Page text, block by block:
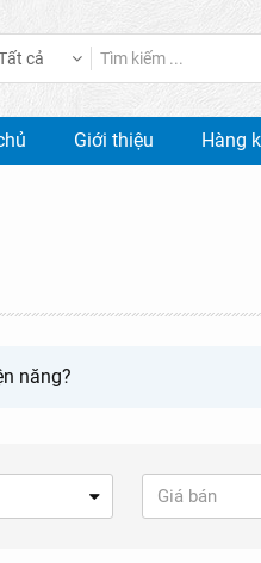
cả
Giới thiệu Hàng
năng?
Giá bán